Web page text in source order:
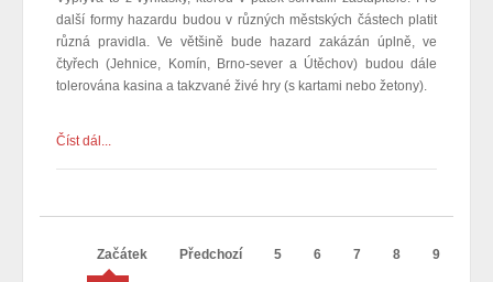
další formy hazardu budou v různých městských částech platit
různá pravidla. Ve většině bude hazard zakázán úplně, ve
čtyřech (Jehnice, Komín, Brno-sever a Útěchov) budou dále
tolerována kasina a takzvané živé hry (s kartami nebo žetony).
Číst dál...
Začátek Předchozí 5 6 7 8 9